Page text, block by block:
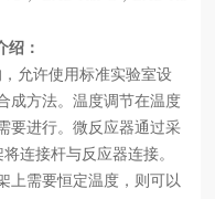
绍：
允许使用标准实验室设
成方法。温度调节在温度
要进行。微反应器通过采
连接杆与反应器连接。
上需要恒定温度，则可以